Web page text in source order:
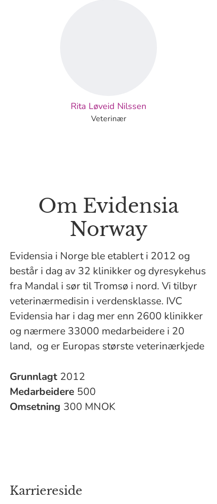
Rita Løveid Nilssen
Veterinær
Om Evidensia
Norway
Evidensia i Norge ble etablert i 2012 og
består i dag av 32 klinikker og dyresykehus
fra Mandal i sør til Tromsø i nord. Vi tilbyr
veterinærmedisin i verdensklasse. IVC
Evidensia har i dag mer enn 2600 klinikker
og nærmere 33000 medarbeidere i 20
land, og er Europas største veterinærkjede
Grunnlagt 2012
Medarbeidere 500
Omsetning 300 MNOK
Karriereside